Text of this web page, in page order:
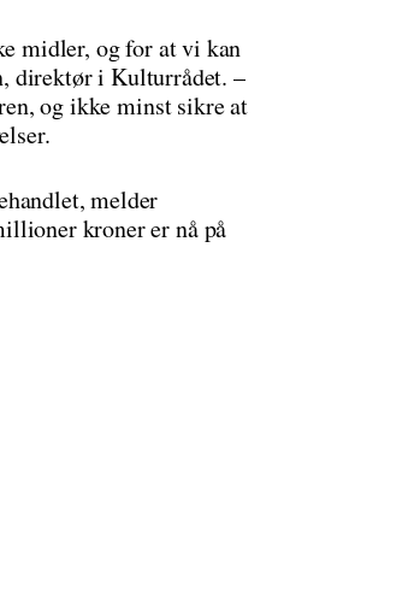
midler, og for at vi kan
direktør i Kulturrådet. –
og ikke minst sikre at
melder
kroner er nå på